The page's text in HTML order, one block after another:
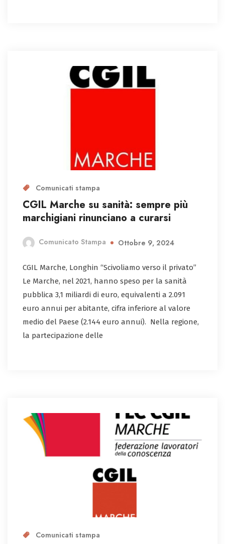
Comunicati stampa
CGIL Marche su sanità: sempre più
marchigiani rinunciano a curarsi
Comunicato Stampa Ottobre 9, 2024
CGIL Marche, Longhin “Scivoliamo verso il privato”
Le Marche, nel 2021, hanno speso per la sanità
pubblica 3,1 miliardi di euro, equivalenti a 2.091
euro annui per abitante, cifra inferiore al valore
medio del Paese (2.144 euro annui). Nella regione,
la partecipazione delle
Comunicati stampa